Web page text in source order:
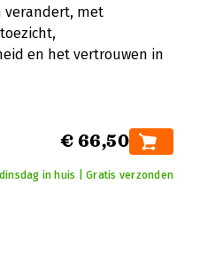
verandert, met
en het vertrouwen in
€ 66,50
in huis | Gratis verzonden